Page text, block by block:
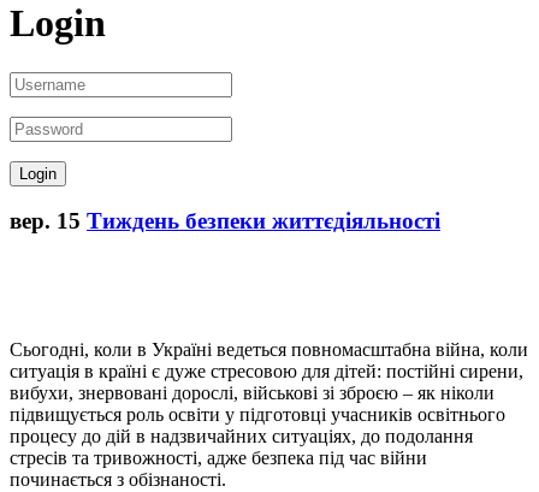
Login
вер. 15 Тиждень безпеки життєдіяльності
Сьогодні, коли в Україні ведеться повномасштабна війна, коли
ситуація в країні є дуже стресовою для дітей: постійні сирени,
вибухи, знервовані дорослі, військові зі зброєю – як ніколи
підвищується роль освіти у підготовці учасників освітнього
процесу до дій в надзвичайних ситуаціях, до подолання
стресів та тривожності, адже безпека під час війни
починається з обізнаності.